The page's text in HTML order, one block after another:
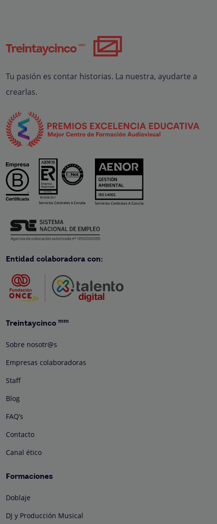
Tu pasión es contar historias. La nuestra, ayudarte a
crearlas.
Entidad colaboradora con:
Treintaycinco mm
Sobre nosotr@s
Empresas colaboradoras
Staff
Blog
FAQ’s
Contacto
Canal ético
Formaciones
Doblaje
DJ y Producción Musical